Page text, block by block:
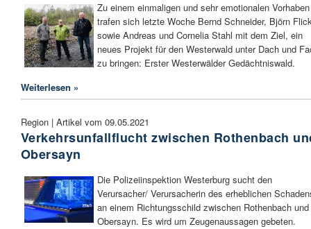
Zu einem einmaligen und sehr emotionalen Vorhaben
trafen sich letzte Woche Bernd Schneider, Björn
sowie Andreas und Cornelia Stahl mit dem Ziel, ein
neues Projekt für den Westerwald unter Dach und
zu bringen: Erster Westerwälder Gedächtniswald.
Weiterlesen »
Region | Artikel vom 09.05.2021
Verkehrsunfallflucht zwischen Rothenbach
Obersayn
Die Polizeiinspektion Westerburg sucht den
Verursacher/ Verursacherin des erheblichen
an einem Richtungsschild zwischen Rothenbach und
Obersayn. Es wird um Zeugenaussagen gebeten.